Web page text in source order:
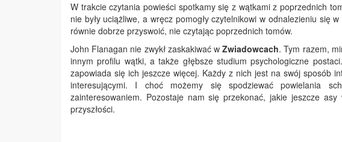
W trakcie czytania powieści spotkamy się z wątkami z poprzednich
nie były uciążliwe, a wręcz pomogły czytelnikowi w odnalezieniu się
równie dobrze przyswoić, nie czytając poprzednich tomów.
John Flanagan nie zwykł zaskakiwać wZwiadowcach. Tym razem,
innym profilu wątki, a także głębsze studium psychologiczne
zapowiada się ich jeszcze więcej. Każdy z nich jest na swój sposób
interesującymi. I choć możemy się spodziewać powielania
zainteresowaniem. Pozostaje nam się przekonać, jakie jeszcze
przyszłości.